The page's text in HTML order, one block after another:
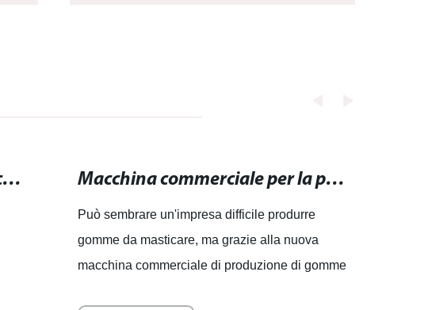
Nuova linea di gomme specifiche per bulbi oculari: scopri il massimo comfort per i tuoi occhi! Macchina commerciale per la produzione di gomme da masticare: Massima produttività e qualità garantita!
Può sembrare un'impresa difficile produrre
gomme da masticare, ma grazie alla nuova
macchina commerciale di produzione di gomme